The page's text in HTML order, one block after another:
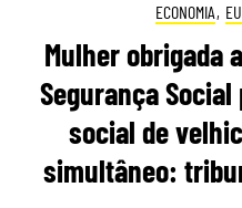
ECONOMIA,
Mulher obrigada
Segurança
social de
simultâneo: